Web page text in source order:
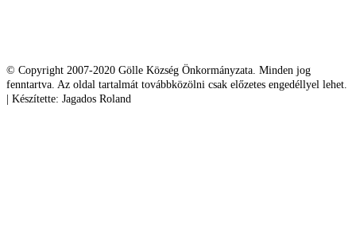
© Copyright 2007-2020 Gölle Község Önkormányzata. Minden jog
fenntartva. Az oldal tartalmát továbbközölni csak előzetes engedéllyel lehet.
| Készítette: Jagados Roland